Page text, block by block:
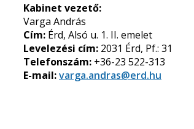
Kabinet vezető:
Varga András
Cím: Érd, Alsó u. 1. II. emelet
Levelezési cím: 2031 Érd, Pf.: 31
Telefonszám: +36-23 522-313
E-mail:varga.andras@erd.hu